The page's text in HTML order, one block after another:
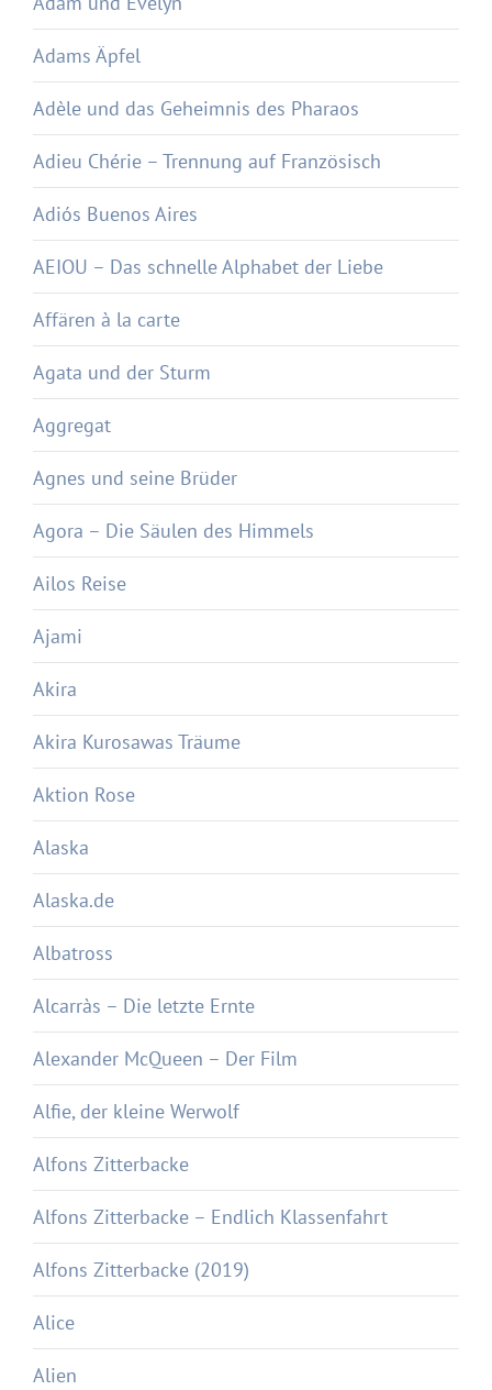
Adams Äpfel
Adèle und das Geheimnis des Pharaos
Adieu Chérie – Trennung auf Französisch
Adiós Buenos Aires
AEIOU – Das schnelle Alphabet der Liebe
Affären à la carte
Agata und der Sturm
Aggregat
Agnes und seine Brüder
Agora – Die Säulen des Himmels
Ailos Reise
Ajami
Akira
Akira Kurosawas Träume
Aktion Rose
Alaska
Alaska.de
Albatross
Alcarràs – Die letzte Ernte
Alexander McQueen – Der Film
Alfie, der kleine Werwolf
Alfons Zitterbacke
Alfons Zitterbacke – Endlich Klassenfahrt
Alfons Zitterbacke (2019)
Alice
Alien